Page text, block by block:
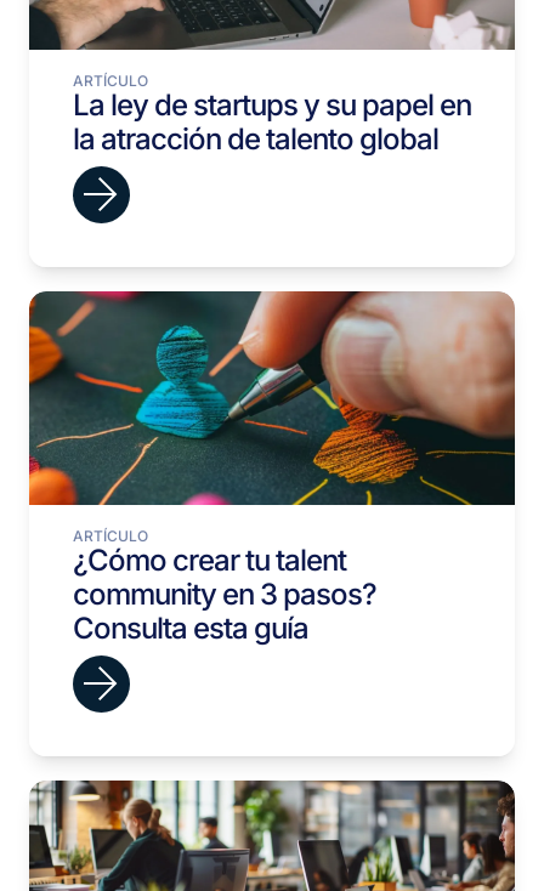
ARTÍCULO
La ley de startups y su papel en
la atracción de talento global
ARTÍCULO
¿Cómo crear tu talent
community en 3 pasos?
Consulta esta guía